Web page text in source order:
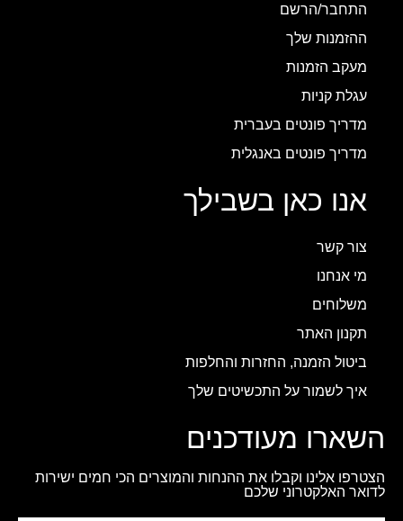
התחבר/הרשם
ההזמנות שלך
מעקב הזמנות
עגלת קניות
מדריך פונטים בעברית
מדריך פונטים באנגלית
אנו כאן בשבילך
צור קשר
מי אנחנו
משלוחים
תקנון האתר
ביטול הזמנה, החזרות והחלפות
איך לשמור על התכשיטים שלך
השארו מעודכנים
הצטרפו אלינו וקבלו את ההנחות והמוצרים הכי חמים ישירות
לדואר האלקטרוני שלכם